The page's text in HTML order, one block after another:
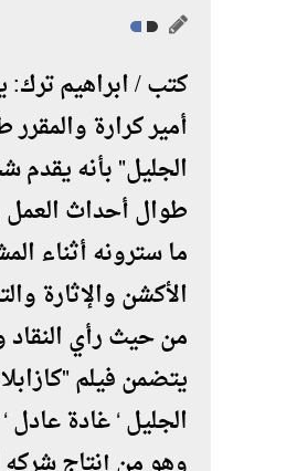
كتب / ابراهيم ترك:
أمير كرارة
الجليل" بأنه
طوال أحداث
ما سترونه أثناء
الأكشن والإثارة
من حيث رأي النقاد
يتضمن فيلم
الجليل ‘ غادة عادل